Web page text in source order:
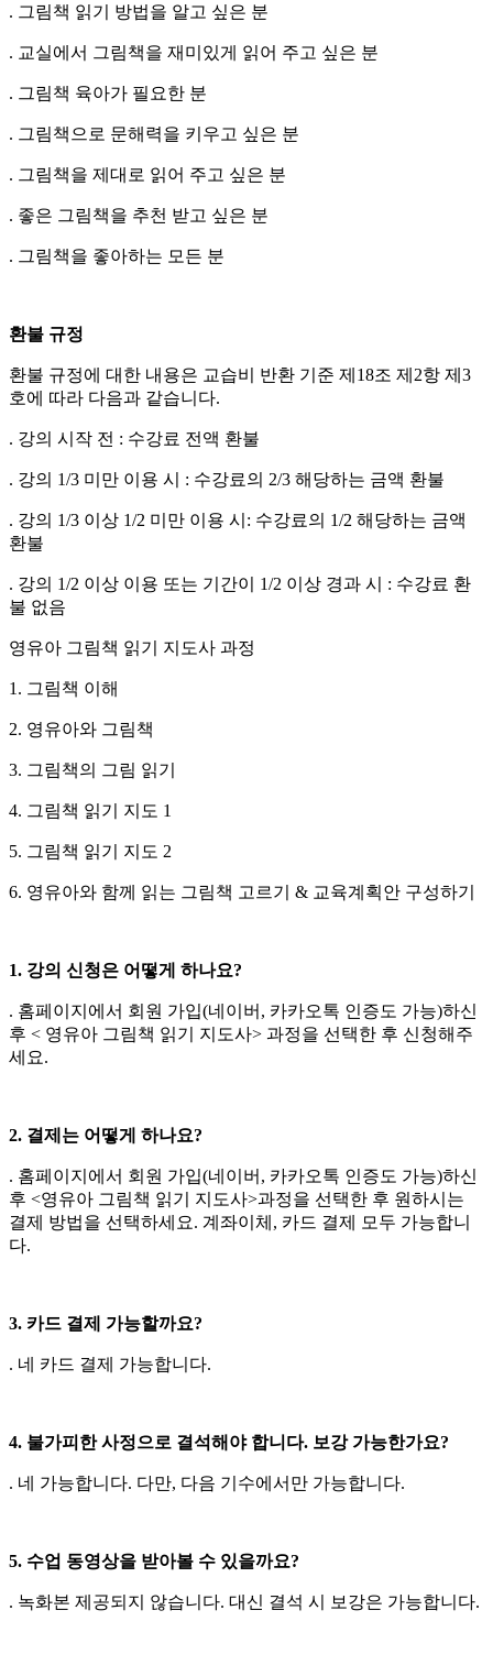
. 그림책 읽기 방법을 알고 싶은 분
. 교실에서 그림책을 재미있게 읽어 주고 싶은 분
. 그림책 육아가 필요한 분
. 그림책으로 문해력을 키우고 싶은 분
. 그림책을 제대로 읽어 주고 싶은 분
. 좋은 그림책을 추천 받고 싶은 분
. 그림책을 좋아하는 모든 분
환불 규정
환불 규정에 대한 내용은 교습비 반환 기준 제18조 제2항 제3
호에 따라 다음과 같습니다.
. 강의 시작 전 : 수강료 전액 환불
. 강의 1/3 미만 이용 시 : 수강료의 2/3 해당하는 금액 환불
. 강의 1/3 이상 1/2 미만 이용 시: 수강료의 1/2 해당하는 금액
환불
. 강의 1/2 이상 이용 또는 기간이 1/2 이상 경과 시 : 수강료 환
불 없음
영유아 그림책 읽기 지도사 과정
1. 그림책 이해
2. 영유아와 그림책
3. 그림책의 그림 읽기
4. 그림책 읽기 지도 1
5. 그림책 읽기 지도 2
6. 영유아와 함께 읽는 그림책 고르기 & 교육계획안 구성하기
1. 강의 신청은 어떻게 하나요?
. 홈페이지에서 회원 가입(네이버, 카카오톡 인증도 가능)하신
후 < 영유아 그림책 읽기 지도사> 과정을 선택한 후 신청해주
세요.
2. 결제는 어떻게 하나요?
. 홈페이지에서 회원 가입(네이버, 카카오톡 인증도 가능)하신
후 <영유아 그림책 읽기 지도사>과정을 선택한 후 원하시는
결제 방법을 선택하세요. 계좌이체, 카드 결제 모두 가능합니
다.
3. 카드 결제 가능할까요?
. 네 카드 결제 가능합니다.
4. 불가피한 사정으로 결석해야 합니다. 보강 가능한가요?
. 네 가능합니다. 다만, 다음 기수에서만 가능합니다.
5. 수업 동영상을 받아볼 수 있을까요?
. 녹화본 제공되지 않습니다. 대신 결석 시 보강은 가능합니다.